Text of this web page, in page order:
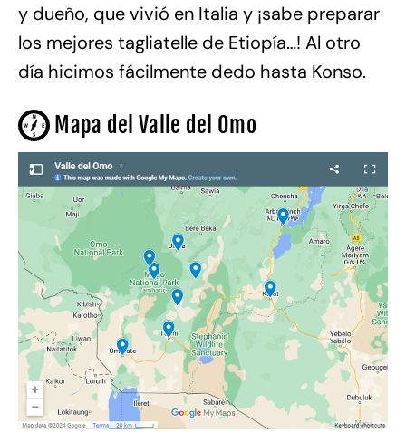
y dueño, que vivió en Italia y ¡sabe preparar
los mejores tagliatelle de Etiopía…! Al otro
día hicimos fácilmente dedo hasta Konso.
Mapa del Valle del Omo